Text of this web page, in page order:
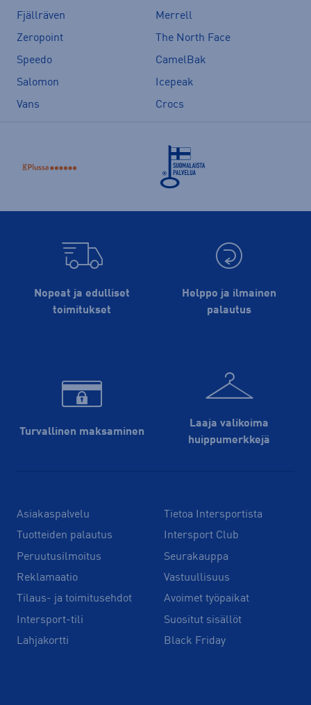
Fjällräven
Merrell
Zeropoint
The North Face
Speedo
CamelBak
Salomon
Icepeak
Vans
Crocs
Nopeat ja edulliset
toimitukset
Helppo ja ilmainen
palautus
Turvallinen maksaminen
Laaja valikoima
huippu­merkkejä
Asiakaspalvelu
Tuotteiden palautus
Peruutusilmoitus
Reklamaatio
Tilaus- ja toimitusehdot
Intersport-tili
Lahjakortti
Tietoa Intersportista
Intersport Club
Seurakauppa
Vastuullisuus
Avoimet työpaikat
Suositut sisällöt
Black Friday